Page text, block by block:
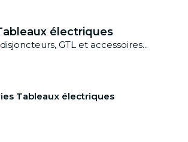
électriques
GTL et accessoires...
Tableaux électriques